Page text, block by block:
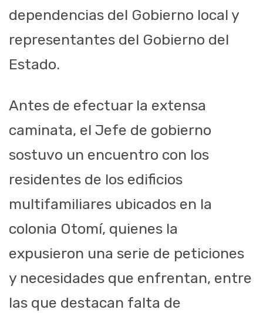
dependencias del Gobierno local y
representantes del Gobierno del
Estado.
Antes de efectuar la extensa
caminata, el Jefe de gobierno
sostuvo un encuentro con los
residentes de los edificios
multifamiliares ubicados en la
colonia Otomí, quienes la
expusieron una serie de peticiones
y necesidades que enfrentan, entre
las que destacan falta de